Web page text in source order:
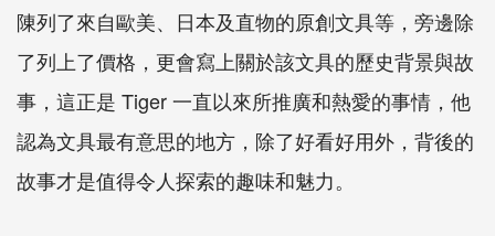
陳列了來自歐美、日本及直物的原創文具等，旁邊除
了列上了價格，更會寫上關於該文具的歷史背景與故
事，這正是 Tiger一直以來所推廣和熱愛的事情，他
認為文具最有意思的地方，除了好看好用外，背後的
故事才是值得令人探索的趣味和魅力。